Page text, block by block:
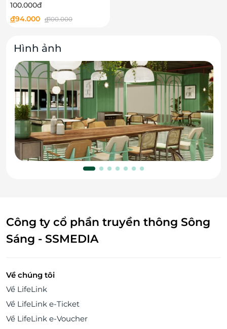
100.000đ
đ94.000 đ100.000
Hình ảnh
Công ty cổ phần truyền thông Sông
Sáng - SSMEDIA
Về chúng tôi
Về LifeLink
Về LifeLink e-Ticket
Về LifeLink e-Voucher